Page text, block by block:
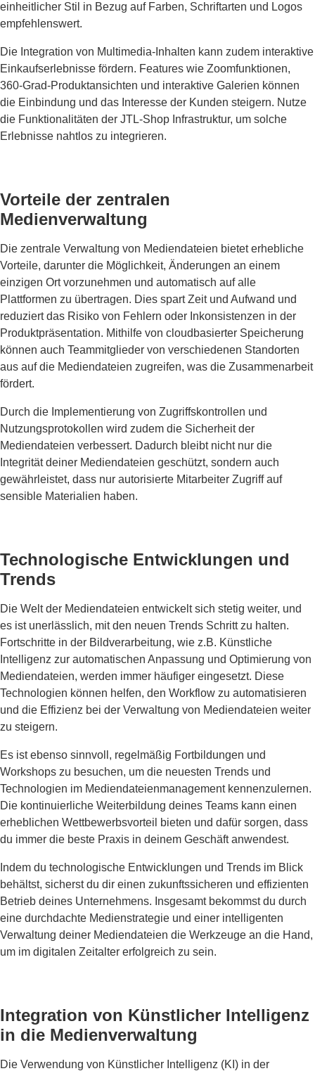
einheitlicher Stil in Bezug auf Farben, Schriftarten und Logos
empfehlenswert.
Die Integration von Multimedia-Inhalten kann zudem interaktive
Einkaufserlebnisse fördern. Features wie Zoomfunktionen,
360-Grad-Produktansichten und interaktive Galerien können
die Einbindung und das Interesse der Kunden steigern. Nutze
die Funktionalitäten der JTL-Shop Infrastruktur, um solche
Erlebnisse nahtlos zu integrieren.
Vorteile der zentralen
Medienverwaltung
Die zentrale Verwaltung von Mediendateien bietet erhebliche
Vorteile, darunter die Möglichkeit, Änderungen an einem
einzigen Ort vorzunehmen und automatisch auf alle
Plattformen zu übertragen. Dies spart Zeit und Aufwand und
reduziert das Risiko von Fehlern oder Inkonsistenzen in der
Produktpräsentation. Mithilfe von cloudbasierter Speicherung
können auch Teammitglieder von verschiedenen Standorten
aus auf die Mediendateien zugreifen, was die Zusammenarbeit
fördert.
Durch die Implementierung von Zugriffskontrollen und
Nutzungsprotokollen wird zudem die Sicherheit der
Mediendateien verbessert. Dadurch bleibt nicht nur die
Integrität deiner Mediendateien geschützt, sondern auch
gewährleistet, dass nur autorisierte Mitarbeiter Zugriff auf
sensible Materialien haben.
Technologische Entwicklungen und
Trends
Die Welt der Mediendateien entwickelt sich stetig weiter, und
es ist unerlässlich, mit den neuen Trends Schritt zu halten.
Fortschritte in der Bildverarbeitung, wie z.B. Künstliche
Intelligenz zur automatischen Anpassung und Optimierung von
Mediendateien, werden immer häufiger eingesetzt. Diese
Technologien können helfen, den Workflow zu automatisieren
und die Effizienz bei der Verwaltung von Mediendateien weiter
zu steigern.
Es ist ebenso sinnvoll, regelmäßig Fortbildungen und
Workshops zu besuchen, um die neuesten Trends und
Technologien im Mediendateienmanagement kennenzulernen.
Die kontinuierliche Weiterbildung deines Teams kann einen
erheblichen Wettbewerbsvorteil bieten und dafür sorgen, dass
du immer die beste Praxis in deinem Geschäft anwendest.
Indem du technologische Entwicklungen und Trends im Blick
behältst, sicherst du dir einen zukunftssicheren und effizienten
Betrieb deines Unternehmens. Insgesamt bekommst du durch
eine durchdachte Medienstrategie und einer intelligenten
Verwaltung deiner Mediendateien die Werkzeuge an die Hand,
um im digitalen Zeitalter erfolgreich zu sein.
Integration von Künstlicher Intelligenz
in die Medienverwaltung
Die Verwendung von Künstlicher Intelligenz (KI) in der